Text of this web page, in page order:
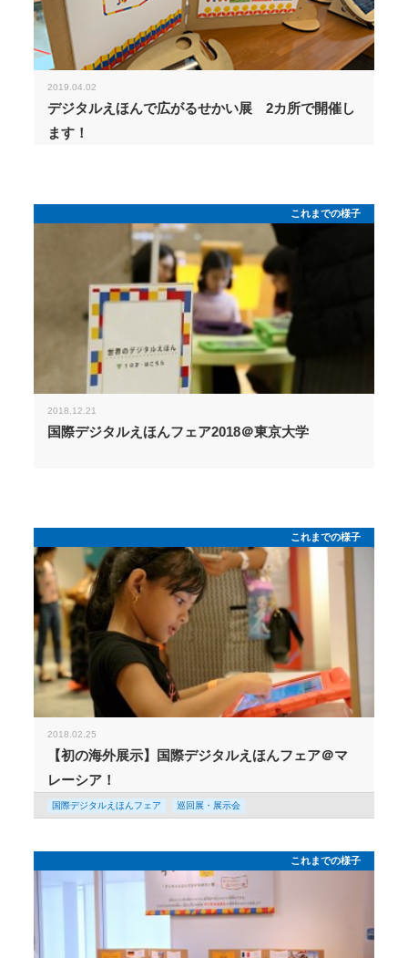
2019.04.02
デジタルえほんで広がるせかい展 2カ所で開催し
ます！
これまでの様子
2018.12.21
国際デジタルえほんフェア2018＠東京大学
これまでの様子
2018.02.25
【初の海外展示】国際デジタルえほんフェア＠マ
レーシア！
国際デジタルえほんフェア 巡回展・展示会
これまでの様子